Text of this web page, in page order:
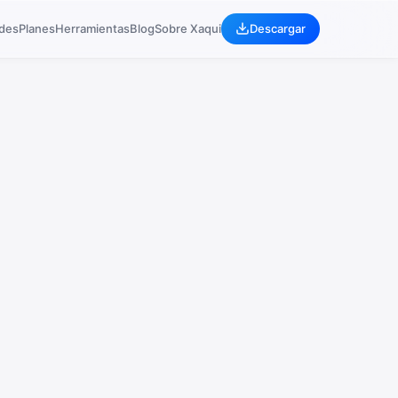
PlanesHerramientasBlogSobre Xaqui Descargar